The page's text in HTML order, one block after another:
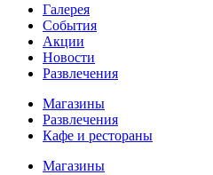
Галерея
События
Акции
Новости
Развлечения
Магазины
Развлечения
Кафе и рестораны
Магазины